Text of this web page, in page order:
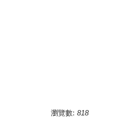
瀏覽數: 818